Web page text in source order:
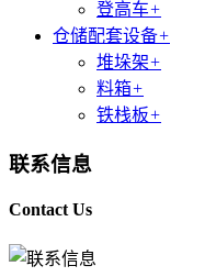
登高车+
仓储配套设备+
堆垛架+
料箱+
铁栈板+
联系信息
Contact Us